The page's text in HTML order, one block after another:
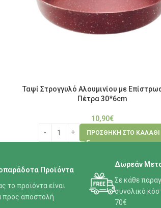
Ταψί Στρογγυλό Αλουμινίου με
Πέτρα 30*6cm
10,90€
ΠΡΟΣΘΉΚΗ ΣΤΟ ΚΑΛΆΘΙ
Προϊόντα
το προϊόντα είναι
προς αποστολή
Δωρεάν
Σε κάθε
συνολικό
70€